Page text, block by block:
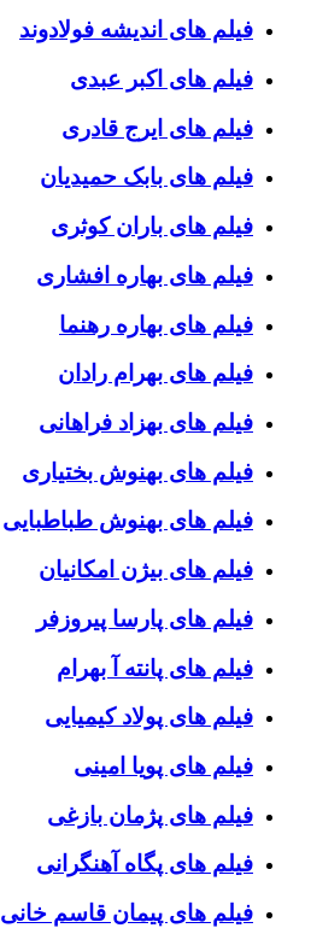
فیلم های اندیشه فولادوند
فیلم های اکبر عبدی
فیلم های ایرج قادری
فیلم های بابک حمیدیان
فیلم های باران کوثری
فیلم های بهاره افشاری
فیلم های بهاره رهنما
فیلم های بهرام رادان
فیلم های بهزاد فراهانی
فیلم های بهنوش بختیاری
فیلم های بهنوش طباطبایی
فیلم های بیژن امکانیان
فیلم های پارسا پیروزفر
فیلم های پانته آ بهرام
فیلم های پولاد کیمیایی
فیلم های پویا امینی
فیلم های پژمان بازغی
فیلم های پگاه آهنگرانی
فیلم های پیمان قاسم خانی